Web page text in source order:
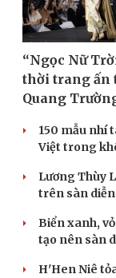
“Ngọc Nữ
thời trang ấn
Quang
150 mẫu nhí
Việt trong
Lương Thùy
trên sàn
Biển xanh,
tạo nên sàn
H'Hen Niê